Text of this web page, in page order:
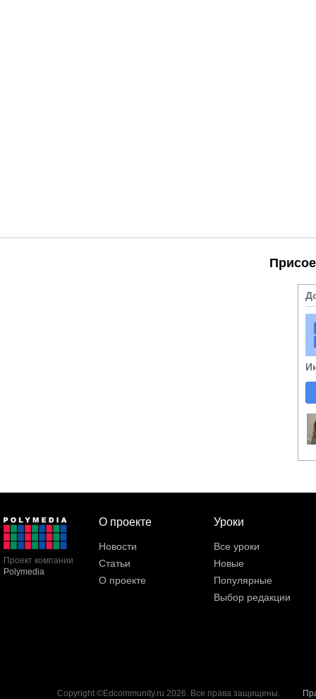
Проект компании
Polymedia
О проекте
Новости
Статьи
О проекте
Уроки
Все уроки
Новые
Популярные
Выбор редакции
Copyright ©Edcommunity.ru 2026. Все права защищены.